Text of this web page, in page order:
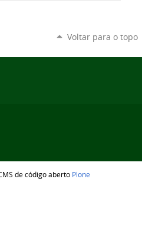
Voltar para o topo
de código aberto Plone